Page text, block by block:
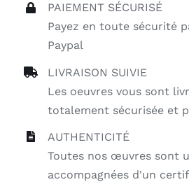
PAIEMENT SÉCURISÉ
Payez en toute sécurité
Paypal
LIVRAISON SUIVIE
Les oeuvres vous sont
totalement sécurisée et
AUTHENTICITÉ
Toutes nos œuvres sont
accompagnées d'un